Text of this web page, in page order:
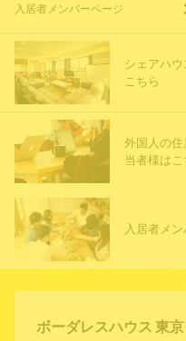
ボーダレスハウス 東
入居者メンバーページ
シェアハ
こちら
外国人の
当者様はこ
入居者メ